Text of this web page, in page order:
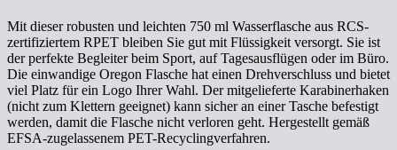
Mit dieser robusten und leichten 750 ml Wasserflasche aus RCS-
zertifiziertem RPET bleiben Sie gut mit Flüssigkeit versorgt. Sie ist
der perfekte Begleiter beim Sport, auf Tagesausflügen oder im Büro.
Die einwandige Oregon Flasche hat einen Drehverschluss und bietet
viel Platz für ein Logo Ihrer Wahl. Der mitgelieferte Karabinerhaken
(nicht zum Klettern geeignet) kann sicher an einer Tasche befestigt
werden, damit die Flasche nicht verloren geht. Hergestellt gemäß
EFSA-zugelassenem PET-Recyclingverfahren.